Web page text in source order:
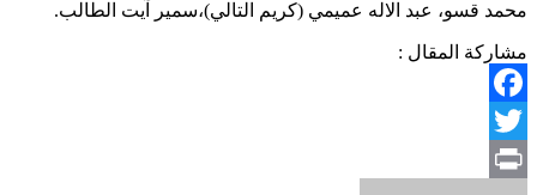
محمد قسو، عبد الاله عميمي (كريم التالي)،سمير آيت الطالب.
مشاركة المقال :
Facebook
Twitter